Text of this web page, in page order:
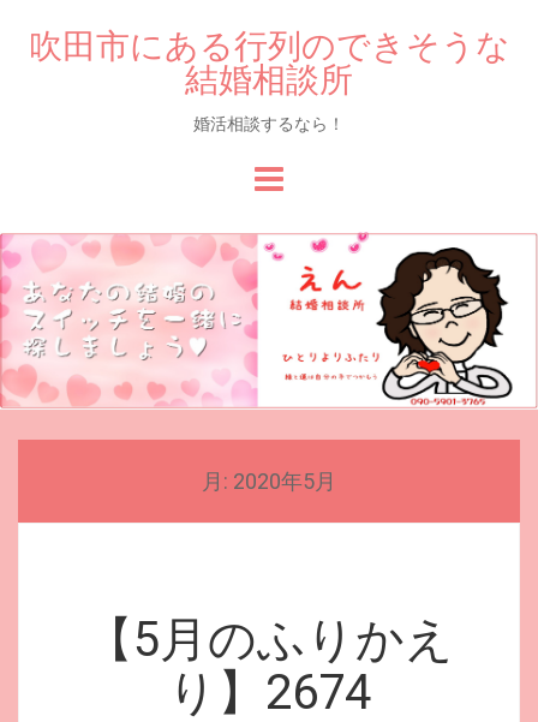
吹田市にある行列のできそうな
結婚相談所
婚活相談するなら！
to
content
月: 2020年5月
【5月のふりかえ
り】2674